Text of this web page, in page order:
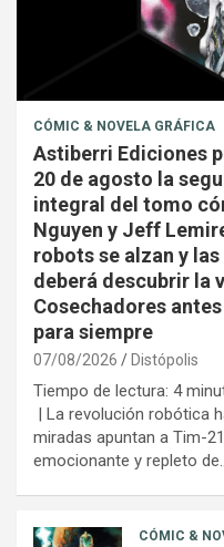
CÓMIC & NOVELA GRÁFICA
Astiberri Ediciones
20 de agosto la
integral del tomo
Nguyen y Jeff
robots se alzan y
deberá descubrir la
Cosechadores
para siempre
07/08/2026 Distópolis
Tiempo de lectura: 4
| La revolución robótica
miradas apuntan a Tim-
emocionante y repleto
CÓMIC &